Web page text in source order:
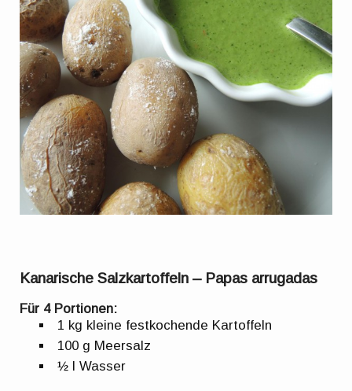
Kanarische Salzkartoffeln – Papas arrugadas
Für 4 Portionen:
1 kg kleine festkochende Kartoffeln
100 g Meersalz
½ l Wasser